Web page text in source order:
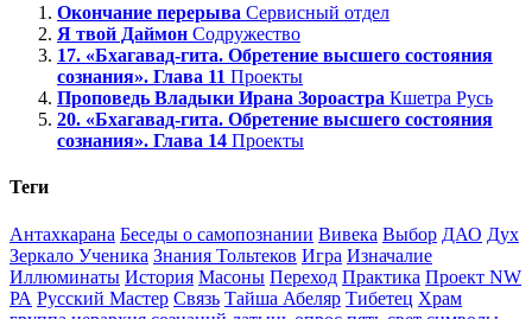
Окончание перерыва Сервисный отдел
Я твой Даймон Содружество
17. «Бхагавад-гита. Обретение высшего состояния
сознания». Глава 11 Проекты
Проповедь Владыки Ирана Зороастра Кшетра Русь
20. «Бхагавад-гита. Обретение высшего состояния
сознания». Глава 14 Проекты
Теги
Антахкарана Беседы о самопознании Вивека Выбор ДАО Дух
Зеркало Ученика Знания Тольтеков Игра Изначалие
Иллюминаты История Масоны Переход Практика Проект NW
РА Русский Мастер Связь Тайша Абеляр Тибетец Храм